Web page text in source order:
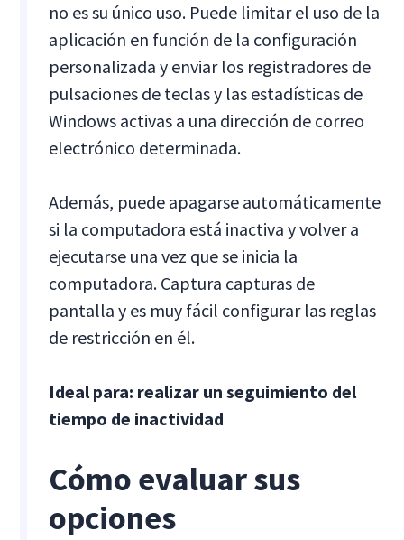
no es su único uso. Puede limitar el uso de la
aplicación en función de la configuración
personalizada y enviar los registradores de
pulsaciones de teclas y las estadísticas de
Windows activas a una dirección de correo
electrónico determinada.
Además, puede apagarse automáticamente
si la computadora está inactiva y volver a
ejecutarse una vez que se inicia la
computadora. Captura capturas de
pantalla y es muy fácil configurar las reglas
de restricción en él.
Ideal para: realizar un seguimiento del
tiempo de inactividad
Cómo evaluar sus
opciones